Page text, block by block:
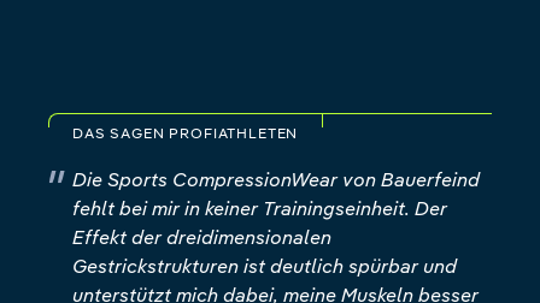
DAS SAGEN PROFIATHLETEN
Die Sports CompressionWear von Bauerfeind
fehlt bei mir in keiner Trainingseinheit. Der
Effekt der dreidimensionalen
Gestrickstrukturen ist deutlich spürbar und
unterstützt mich dabei, meine Muskeln besser